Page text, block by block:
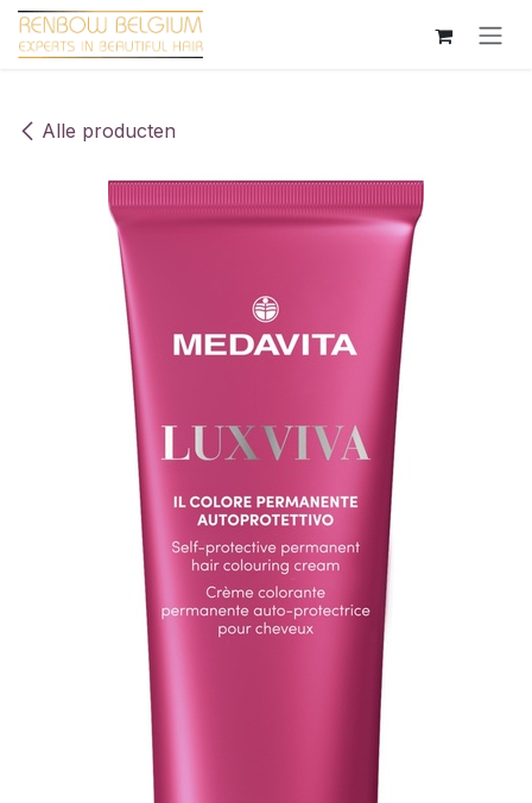
Overslaan naar inhoud
Alle producten